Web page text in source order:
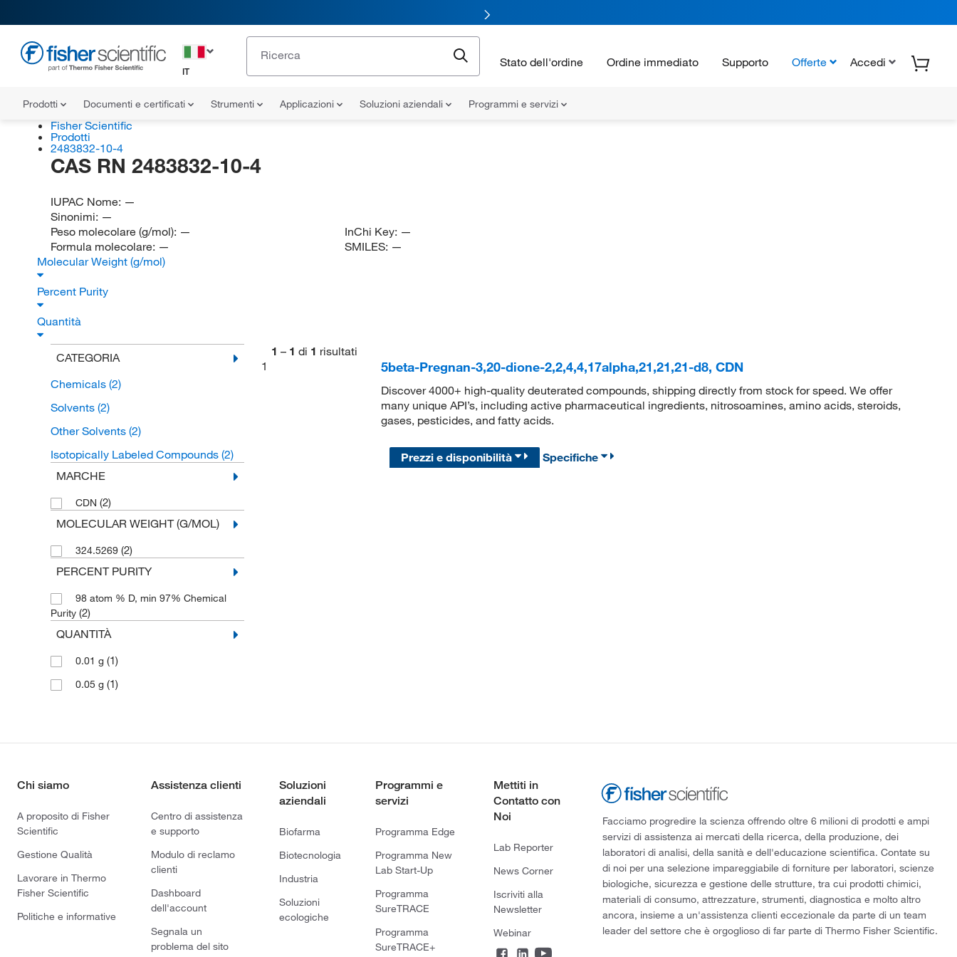
IT
Stato dell'ordine Ordine immediato Supporto Offerte Accedi
Prodotti Documenti e certificati Strumenti Applicazioni Soluzioni aziendali Programmi e servizi
Fisher Scientific
Prodotti
2483832-10-4
CAS RN 2483832-10-4
IUPAC Nome: —
Sinonimi: —
Peso molecolare (g/mol): —
Formula molecolare: —
InChi Key: —
SMILES: —
Molecular Weight (g/mol)
Percent Purity
Quantità
CATEGORIA
Chemicals (2)
Solvents (2)
Other Solvents (2)
Isotopically Labeled Compounds (2)
MARCHE
CDN (2)
MOLECULAR WEIGHT (G/MOL)
324.5269 (2)
PERCENT PURITY
98 atom % D, min 97% Chemical
Purity (2)
QUANTITÀ
0.01 g (1)
0.05 g (1)
1 – 1 di 1 risultati
1
5beta-Pregnan-3,20-dione-2,2,4,4,17alpha,21,21,21-d8, CDN
Discover 4000+ high-quality deuterated compounds, shipping directly from stock for speed. We offer
many unique API’s, including active pharmaceutical ingredients, nitrosoamines, amino acids, steroids,
gases, pesticides, and fatty acids.
Prezzi e disponibilità Specifiche
Chi siamo
A proposito di Fisher
Scientific
Gestione Qualità
Lavorare in Thermo
Fisher Scientific
Politiche e informative
Assistenza clienti
Centro di assistenza
e supporto
Modulo di reclamo
clienti
Dashboard
dell'account
Segnala un
problema del sito
Soluzioni
aziendali
Biofarma
Biotecnologia
Industria
Soluzioni
ecologiche
Programmi e
servizi
Programma Edge
Programma New
Lab Start-Up
Programma
SureTRACE
Programma
SureTRACE+
Mettiti in
Contatto con
Noi
Lab Reporter
News Corner
Iscriviti alla
Newsletter
Webinar
Facciamo progredire la scienza offrendo oltre 6 milioni di prodotti e ampi
servizi di assistenza ai mercati della ricerca, della produzione, dei
laboratori di analisi, della sanità e dell'educazione scientifica. Contate su
di noi per una selezione impareggiabile di forniture per laboratori, scienze
biologiche, sicurezza e gestione delle strutture, tra cui prodotti chimici,
materiali di consumo, attrezzature, strumenti, diagnostica e molto altro
ancora, insieme a un'assistenza clienti eccezionale da parte di un team
leader del settore che è orgoglioso di far parte di Thermo Fisher Scientific.